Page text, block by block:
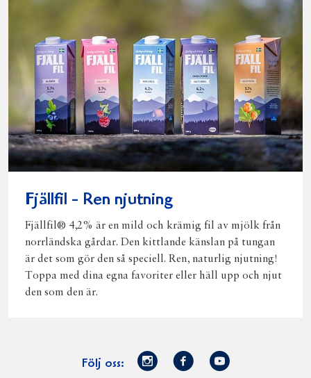
Fjällfil - Ren njutning
Fjällfil® 4,2% är en mild och krämig fil av mjölk från
norrländska gårdar. Den kittlande känslan på tungan
är det som gör den så speciell. Ren, naturlig njutning!
Toppa med dina egna favoriter eller häll upp och njut
den som den är.
Följ oss:
Norrmejerier
Facebook
Youtube